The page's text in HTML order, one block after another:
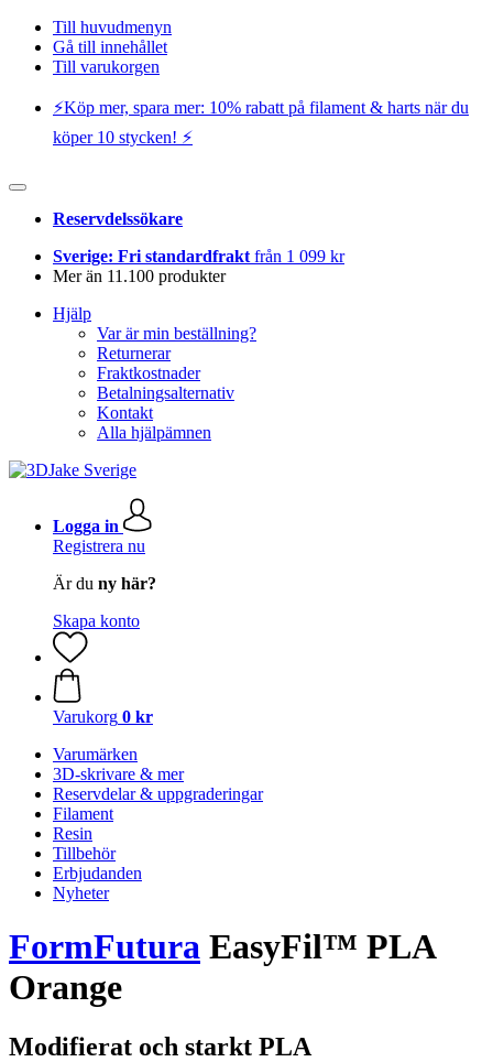
Till huvudmenyn
Gå till innehållet
Till varukorgen
⚡️Köp mer, spara mer: 10% rabatt på filament & harts när du
köper 10 stycken! ⚡️
Reservdelssökare
Sverige: Fri standardfrakt från 1 099 kr
Mer än 11.100 produkter
Hjälp
Var är min beställning?
Returnerar
Fraktkostnader
Betalningsalternativ
Kontakt
Alla hjälpämnen
Logga in
Registrera nu
Är du ny här?
Skapa konto
Varukorg 0 kr
Varumärken
3D-skrivare & mer
Reservdelar & uppgraderingar
Filament
Resin
Tillbehör
Erbjudanden
Nyheter
FormFutura EasyFil™ PLA
Orange
Modifierat och starkt PLA